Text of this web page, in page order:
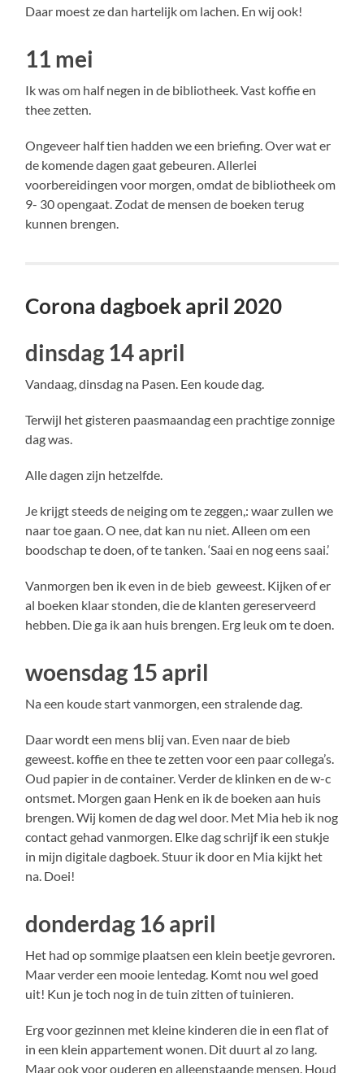
Daar moest ze dan hartelijk om lachen. En wij ook!
11 mei
Ik was om half negen in de bibliotheek. Vast koffie en
thee zetten.
Ongeveer half tien hadden we een briefing. Over wat er
de komende dagen gaat gebeuren. Allerlei
voorbereidingen voor morgen, omdat de bibliotheek om
9- 30 opengaat. Zodat de mensen de boeken terug
kunnen brengen.
Corona dagboek april 2020
dinsdag 14 april
Vandaag, dinsdag na Pasen. Een koude dag.
Terwijl het gisteren paasmaandag een prachtige zonnige
dag was.
Alle dagen zijn hetzelfde.
Je krijgt steeds de neiging om te zeggen,: waar zullen we
naar toe gaan. O nee, dat kan nu niet. Alleen om een
boodschap te doen, of te tanken. ‘Saai en nog eens saai.’
Vanmorgen ben ik even in de bieb geweest. Kijken of er
al boeken klaar stonden, die de klanten gereserveerd
hebben. Die ga ik aan huis brengen. Erg leuk om te doen.
woensdag 15 april
Na een koude start vanmorgen, een stralende dag.
Daar wordt een mens blij van. Even naar de bieb
geweest. koffie en thee te zetten voor een paar collega’s.
Oud papier in de container. Verder de klinken en de w-c
ontsmet. Morgen gaan Henk en ik de boeken aan huis
brengen. Wij komen de dag wel door. Met Mia heb ik nog
contact gehad vanmorgen. Elke dag schrijf ik een stukje
in mijn digitale dagboek. Stuur ik door en Mia kijkt het
na. Doei!
donderdag 16 april
Het had op sommige plaatsen een klein beetje gevroren.
Maar verder een mooie lentedag. Komt nou wel goed
uit! Kun je toch nog in de tuin zitten of tuinieren.
Erg voor gezinnen met kleine kinderen die in een flat of
in een klein appartement wonen. Dit duurt al zo lang.
Maar ook voor ouderen en alleenstaande mensen. Houd